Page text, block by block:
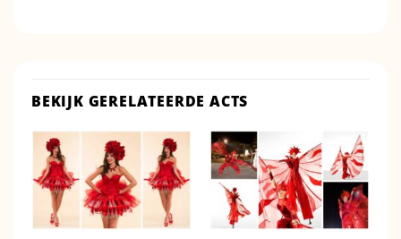
BEKIJK GERELATEERDE ACTS